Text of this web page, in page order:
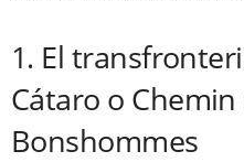
1. El
Cátaro o Chemin
Bonshommes